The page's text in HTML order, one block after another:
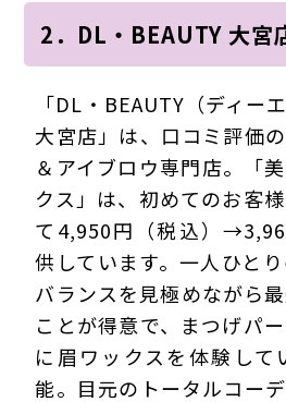
2．DL・BEAUTY 大宮
「DL・BEAUTY（ディー
大宮店」は、口コミ評価
＆アイブロウ専門店。「
クス」は、初めてのお客
て4,950円（税込）
供しています。一人ひと
バランスを見極めながら
ことが得意で、まつげパ
に眉ワックスを体験して
能。目元のトータルコー